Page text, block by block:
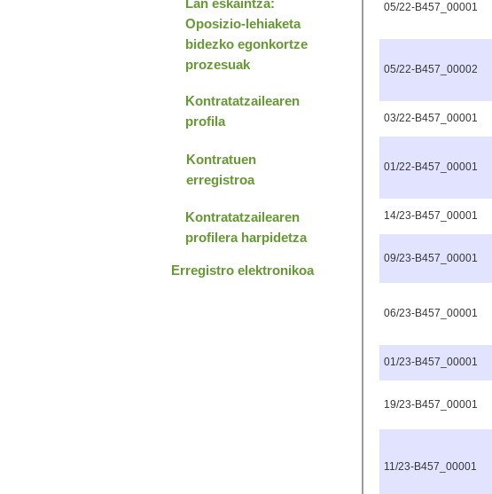
Lan eskaintza:
Oposizio-lehiaketa
bidezko egonkortze
prozesuak
Kontratatzailearen
profila
Kontratuen
erregistroa
Kontratatzailearen
profilera harpidetza
Erregistro elektronikoa